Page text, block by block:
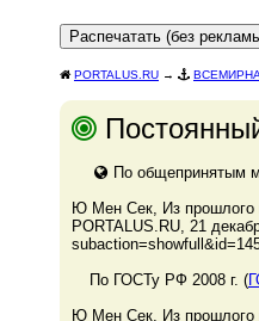
PORTALUS.RU →
По общепринятым
Ю Мен Сек, Из прошлого
PORTALUS.RU, 21
По ГОСТу РФ 2008 г. (
Ю Мен Сек, Из прошлого